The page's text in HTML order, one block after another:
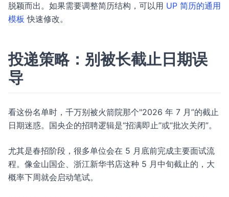
脱颖而出。如果需要调整简历结构，可以用 UP 简历的通用
模板 快速修改。
投递策略：别被长截止日期误
导
看这份名单时，千万别被火箭院那个"2026 年 7 月”的截止
日期迷惑。国央企的招聘逻辑是“招满即止”或“批次关闭”。
尤其是春招阶段，很多单位会在 5 月底前完成主要面试流
程。像金山国企、浙江新华书店这种 5 月中旬截止的，大
概率下周就会启动笔试。